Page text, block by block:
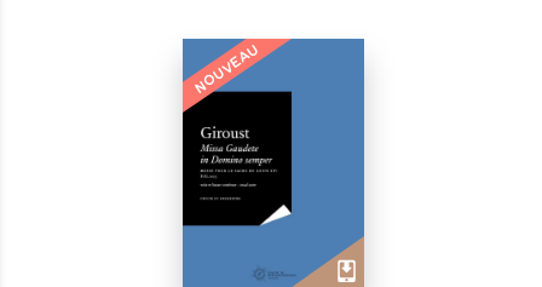
NOUVEAU